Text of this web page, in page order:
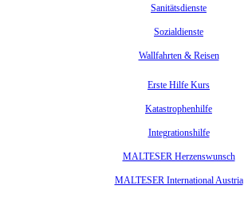
Sanitätsdienste
Sozialdienste
Wallfahrten & Reisen
Erste Hilfe Kurs
Katastrophenhilfe
Integrationshilfe
MALTESER Herzenswunsch
MALTESER International Austria